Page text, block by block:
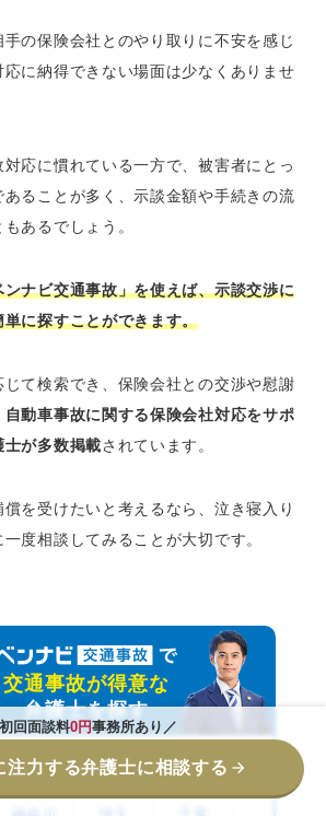
の保険会社とのやり取りに不安を感じ
に納得できない場面は少なくありませ
応に慣れている一方で、被害者にとっ
ることが多く、示談金額や手続きの流
あるでしょう。
ンナビ交通事故」を使えば、示談交渉に
に探すことができます。
て検索でき、保険会社との交渉や慰謝
自動車事故に関する保険会社対応をサポ
士が多数掲載されています。
を受けたいと考えるなら、泣き寝入り
度相談してみることが大切です。
交通事故が得意な
弁護士を探す
回面談料0円事務所あり／
注力する弁護士に相談する